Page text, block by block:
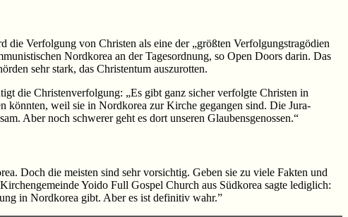
Verfolgung von Christen als eine der „größten Verfolgungstragödien
Nordkorea an der Tagesordnung, so Open Doors darin. Das
sehr stark, das Christentum auszurotten.
die Christenverfolgung: „Es gibt ganz sicher verfolgte Christen in
könnten, weil sie in Nordkorea zur Kirche gegangen sind. Die Jura-
Aber noch schwerer geht es dort unseren Glaubensgenossen.“
Doch die meisten sind sehr vorsichtig. Geben sie zu viele Fakten und
Yoido Full Gospel Church aus Südkorea sagte lediglich:
in Nordkorea gibt. Aber es ist definitiv wahr.”